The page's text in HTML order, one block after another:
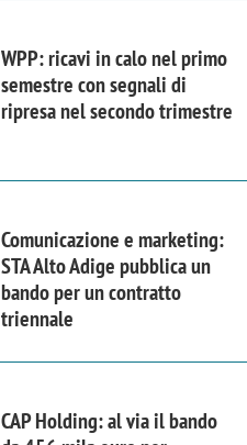
WPP: ricavi in calo nel primo
semestre con segnali di
ripresa nel secondo trimestre
Comunicazione e marketing:
STA Alto Adige pubblica un
bando per un contratto
triennale
CAP Holding: al via il bando